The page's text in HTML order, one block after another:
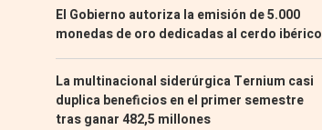
El Gobierno autoriza la emisión de 5.000
monedas de oro dedicadas al cerdo ibérico
La multinacional siderúrgica Ternium casi
duplica beneficios en el primer semestre
tras ganar 482,5 millones